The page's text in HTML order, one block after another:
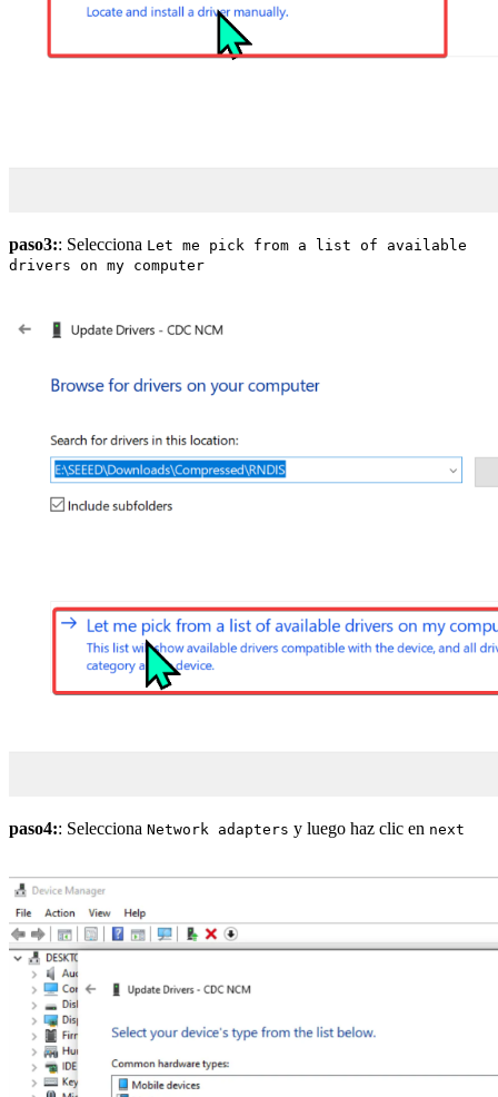
paso3:: Selecciona Let me pick from a list of available
drivers on my computer
paso4:: Selecciona Network adapters y luego haz clic en next